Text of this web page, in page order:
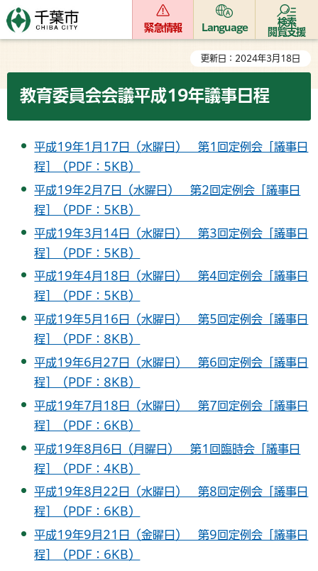
緊急情報 Language
検索
閲覧支援
更新日：2024年3月18日
教育委員会会議平成19年議事日程
平成19年1月17日（水曜日） 第1回定例会［議事日
程］（PDF：5KB）
平成19年2月7日（水曜日） 第2回定例会［議事日
程］（PDF：5KB）
平成19年3月14日（水曜日） 第3回定例会［議事日
程］（PDF：5KB）
平成19年4月18日（水曜日） 第4回定例会［議事日
程］（PDF：5KB）
平成19年5月16日（水曜日） 第5回定例会［議事日
程］（PDF：8KB）
平成19年6月27日（水曜日） 第6回定例会［議事日
程］（PDF：8KB）
平成19年7月18日（水曜日） 第7回定例会［議事日
程］（PDF：6KB）
平成19年8月6日（月曜日） 第1回臨時会［議事日
程］（PDF：4KB）
平成19年8月22日（水曜日） 第8回定例会［議事日
程］（PDF：6KB）
平成19年9月21日（金曜日） 第9回定例会［議事日
程］（PDF：6KB）